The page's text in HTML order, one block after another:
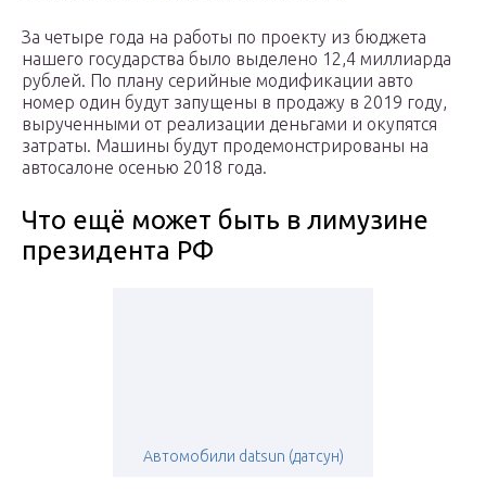
За четыре года на работы по проекту из бюджета
нашего государства было выделено 12,4 миллиарда
рублей. По плану серийные модификации авто
номер один будут запущены в продажу в 2019 году,
вырученными от реализации деньгами и окупятся
затраты. Машины будут продемонстрированы на
автосалоне осенью 2018 года.
Что ещё может быть в лимузине
президента РФ
Автомобили datsun (датсун)